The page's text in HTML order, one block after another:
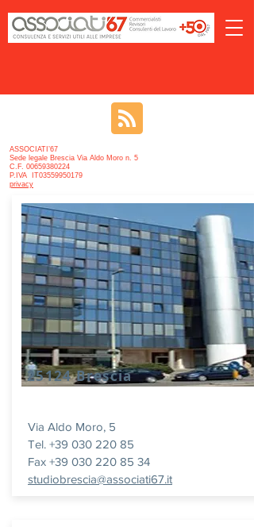
ASSOCIATI’67
Sede legale Brescia Via Aldo Moro n. 5
C.F. 00659380224
P.IVA IT03559950179
privacy
25124 Brescia
Via Aldo Moro, 5
Tel. +39 030 220 85
Fax +39 030 220 85 34
studiobrescia@associati67.it